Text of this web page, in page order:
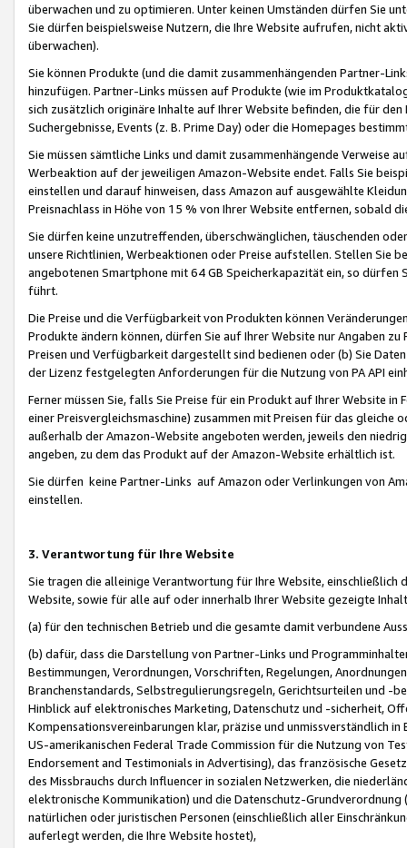
überwachen und zu optimieren. Unter keinen Umständen dürfen Sie
Sie dürfen beispielsweise Nutzern, die Ihre Website aufrufen, nicht
überwachen).
Sie können Produkte (und die damit zusammenhängenden Partner-
hinzufügen. Partner-Links müssen auf Produkte (wie im
sich zusätzlich originäre Inhalte auf Ihrer Website befinden, die für
Suchergebnisse, Events (z. B. Prime Day) oder die Homepages
Sie müssen sämtliche Links und damit zusammenhängende
Werbeaktion auf der jeweiligen Amazon-Website endet. Falls Sie
einstellen und darauf hinweisen, dass Amazon auf ausgewählte
Preisnachlass in Höhe von 15 % von Ihrer Website entfernen, sobald
Sie dürfen keine unzutreffenden, überschwänglichen, täuschenden
unsere Richtlinien, Werbeaktionen oder Preise aufstellen. Stellen Sie
angebotenen Smartphone mit 64 GB Speicherkapazität ein, so dürfen
führt.
Die Preise und die Verfügbarkeit von Produkten können
Produkte ändern können, dürfen Sie auf Ihrer Website nur Angaben
Preisen und Verfügbarkeit dargestellt sind bedienen oder (b) Sie
der Lizenz festgelegten Anforderungen für die Nutzung von PA API
Ferner müssen Sie, falls Sie Preise für ein Produkt auf Ihrer Website
einer Preisvergleichsmaschine) zusammen mit Preisen für das
außerhalb der Amazon-Website angeboten werden, jeweils den
angeben, zu dem das Produkt auf der Amazon-Website erhältlich ist.
Sie dürfen keine Partner-Links auf Amazon oder Verlinkungen von
einstellen.
3. Verantwortung für Ihre Website
Sie tragen die alleinige Verantwortung für Ihre Website,
Website, sowie für alle auf oder innerhalb Ihrer Website gezeigte
(a) für den technischen Betrieb und die gesamte damit verbundene
(b) dafür, dass die Darstellung von Partner-Links und
Bestimmungen, Verordnungen, Vorschriften, Regelungen,
Branchenstandards, Selbstregulierungsregeln, Gerichtsurteilen und -
Hinblick auf elektronisches Marketing, Datenschutz und -sicherheit,
Kompensationsvereinbarungen klar, präzise und unmissverständlich
US-amerikanischen Federal Trade Commission für die Nutzung von
Endorsement and Testimonials in Advertising), das französische
des Missbrauchs durch Influencer in sozialen Netzwerken, die
elektronische Kommunikation) und die Datenschutz-
natürlichen oder juristischen Personen (einschließlich aller
auferlegt werden, die Ihre Website hostet),